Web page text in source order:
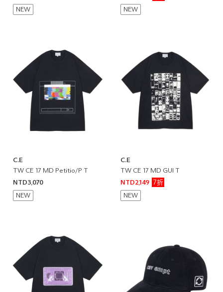
NEW NEW
C.E
TW CE 17 MD Petitio/P T
NTD3,070
NEW
C.E
TW CE 17 MD GUI T
NTD2,149
7折
NEW